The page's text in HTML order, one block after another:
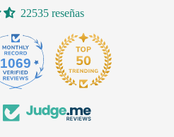
22535 reseñas
1069